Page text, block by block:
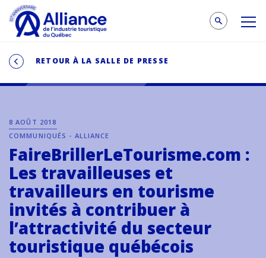
RETOUR À LA SALLE DE PRESSE
8 AOÛT 2018
COMMUNIQUÉS - ALLIANCE
FaireBrillerLeTourisme.com :
Les travailleuses et
travailleurs en tourisme
invités à contribuer à
l’attractivité du secteur
touristique québécois